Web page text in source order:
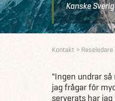
Kanske
Kontakt
"Ingen undrar
jag frågar för
serverats har